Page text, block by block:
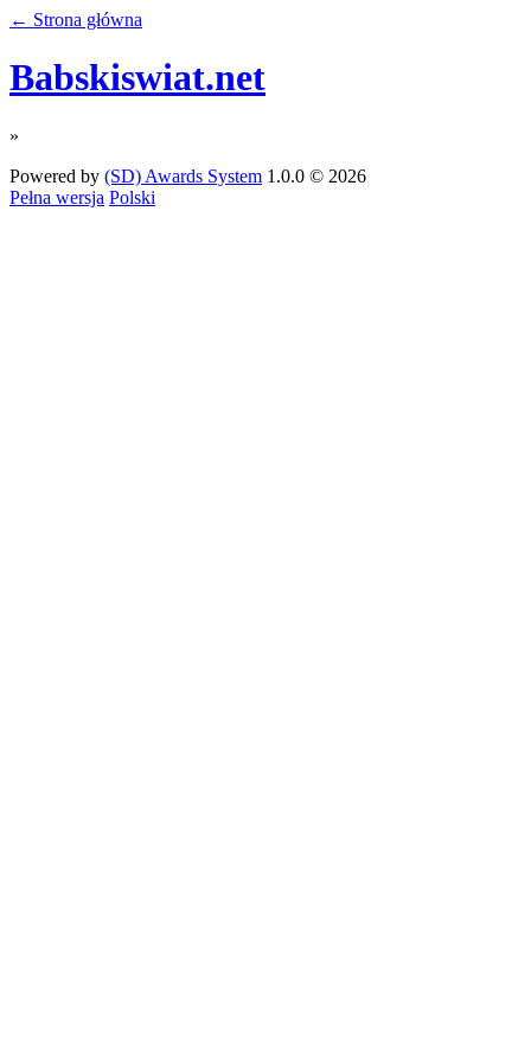
← Strona główna
Babskiswiat.net
»
Powered by (SD) Awards System 1.0.0 © 2026
Pełna wersja Polski